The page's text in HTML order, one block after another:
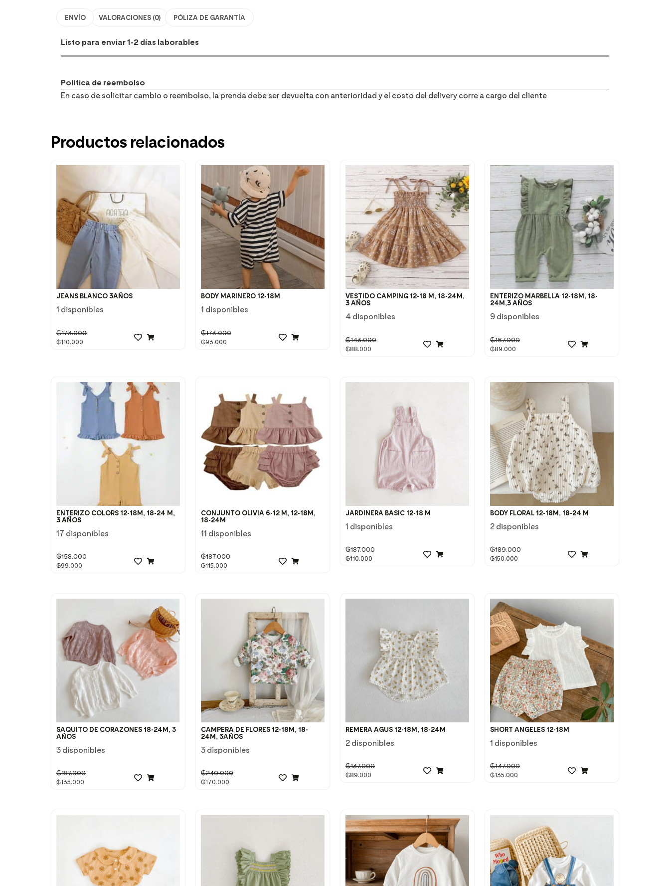
ENVÍO VALORACIONES (0) PÓLIZA DE GARANTÍA
Listo para enviar 1-2 días laborables
Politica de reembolso
En caso de solicitar cambio o reembolso, la prenda debe ser devuelta con anterioridad y el costo del delivery corre a cargo del cliente
Productos relacionados
JEANS BLANCO 3AÑOS
1 disponibles
₲173.000
₲110.000
BODY MARINERO 12-18M
1 disponibles
₲173.000
₲93.000
VESTIDO CAMPING 12-18 M, 18-24M,
3 AÑOS
4 disponibles
₲143.000
₲88.000
ENTERIZO MARBELLA 12-18M, 18-
24M,3 AÑOS
9 disponibles
₲167.000
₲89.000
ENTERIZO COLORS 12-18M, 18-24 M,
3 AÑOS
17 disponibles
₲158.000
₲99.000
CONJUNTO OLIVIA 6-12 M, 12-18M,
18-24M
11 disponibles
₲187.000
₲115.000
JARDINERA BASIC 12-18 M
1 disponibles
₲187.000
₲110.000
BODY FLORAL 12-18M, 18-24 M
2 disponibles
₲189.000
₲150.000
SAQUITO DE CORAZONES 18-24M, 3
AÑOS
3 disponibles
₲187.000
₲135.000
CAMPERA DE FLORES 12-18M, 18-
24M, 3AÑOS
3 disponibles
₲240.000
₲170.000
REMERA AGUS 12-18M, 18-24M
2 disponibles
₲137.000
₲89.000
SHORT ANGELES 12-18M
1 disponibles
₲147.000
₲135.000